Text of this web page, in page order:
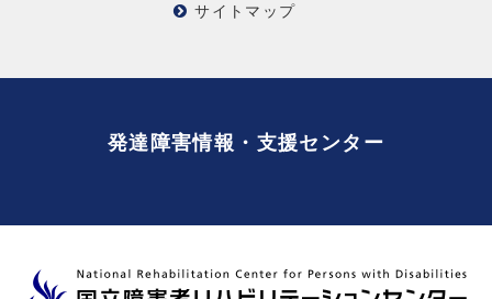
サイトマップ
発達障害情報・支援センター